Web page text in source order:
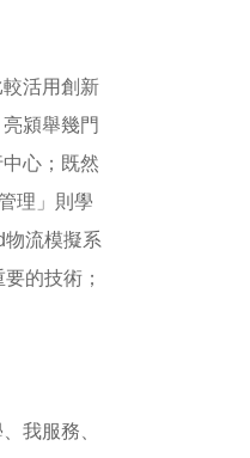
活用創新
潁舉幾門
心；既然
理」則學
流模擬系
的技術；
我服務、